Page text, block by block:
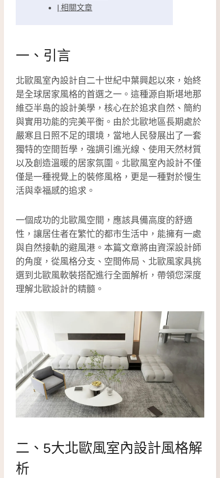
| 相關文章
一、引言
北歐風室內設計自二十世紀中葉興起以來，始終
是全球居家風格的首選之一。這種源自斯堪地那
維亞半島的設計美學，核心在於追求自然、簡約
與實用功能的完美平衡。由於北歐地區長期處於
嚴寒且日照不足的環境，當地人民發展出了一套
獨特的空間哲學，強調引進光線、使用天然材質
以及創造溫暖的居家氛圍。北歐風室內設計不僅
僅是一種視覺上的裝修風格，更是一種對於慢生
活與幸福感的追求。
一個成功的北歐風空間，應該具備高度的舒適
性，讓居住者在繁忙的都市生活中，能擁有一處
與自然接軌的避風港。本篇文章將由資深設計師
的角度，從風格分支、空間佈局、北歐風家具挑
選到北歐風軟裝搭配進行全面解析，帶領您深度
理解北歐設計的精髓。
二、5大北歐風室內設計風格解
析